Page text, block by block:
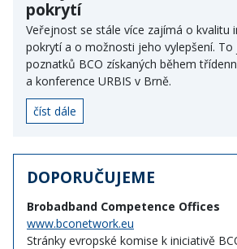
pokrytí
Veřejnost se stále více zajímá o kvalitu
pokrytí a o možnosti jeho vylepšení. To
poznatků BCO získaných během
a konference URBIS v Brně.
číst dále
DOPORUČUJEME
Brobadband Competence Offices
www.bconetwork.eu
Stránky evropské komise k iniciativě